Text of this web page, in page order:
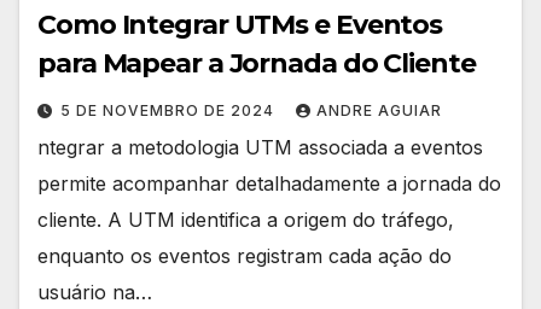
Como Integrar UTMs e Eventos
para Mapear a Jornada do Cliente
5 DE NOVEMBRO DE 2024 ANDRE AGUIAR
ntegrar a metodologia UTM associada a eventos
permite acompanhar detalhadamente a jornada do
cliente. A UTM identifica a origem do tráfego,
enquanto os eventos registram cada ação do
usuário na…